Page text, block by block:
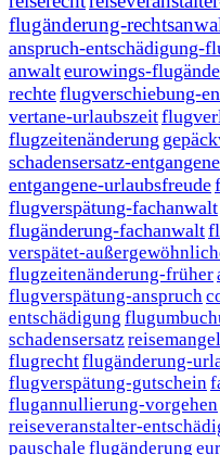
flugänderung-
anspruch-entschädigung-
anwalteurowings-
rechteflugverschiebung-
vertane-urlaubszeit
flugzeitenänderung
schadensersatz-
entgangene-urlaubsfreude
flugverspätung-fachanwalt
flugänderung-fachanwalt
verspätet-
flugzeitenänderung-früher
flugverspätung-anspruch
entschädigung
schadensersatz
flugrechtflugänderung-
flugverspätung-gutschein
flugannullierung-vorgehen
reiseveranstalter-
pauschale flugänderung